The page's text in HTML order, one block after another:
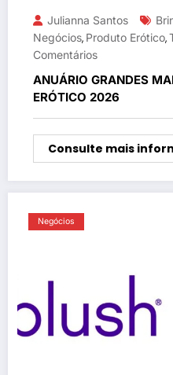
Julianna Santos
Negócios, Produto Erótico,
Comentários
ANUÁRIO GRANDES
ERÓTICO 2026
Consulte mais
Negócios